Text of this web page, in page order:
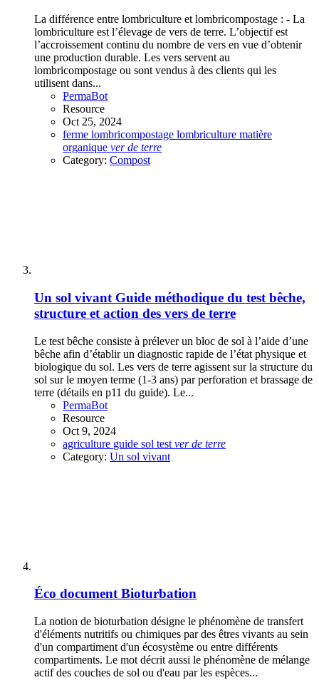
La différence entre lombriculture et lombricompostage : - La
lombriculture est l’élevage de vers de terre. L’objectif est
l’accroissement continu du nombre de vers en vue d’obtenir
une production durable. Les vers servent au
lombricompostage ou sont vendus à des clients qui les
utilisent dans...
PermaBot
Resource
Oct 25, 2024
ferme lombricompostage lombriculture matière
organique ver de terre
Category: Compost
Un sol vivant Guide méthodique du test bêche,
structure et action des vers de terre
Le test bêche consiste à prélever un bloc de sol à l’aide d’une
bêche afin d’établir un diagnostic rapide de l’état physique et
biologique du sol. Les vers de terre agissent sur la structure du
sol sur le moyen terme (1-3 ans) par perforation et brassage de
terre (détails en p11 du guide). Le...
PermaBot
Resource
Oct 9, 2024
agriculture guide sol test ver de terre
Category: Un sol vivant
Éco document Bioturbation
La notion de bioturbation désigne le phénomène de transfert
d'éléments nutritifs ou chimiques par des êtres vivants au sein
d'un compartiment d'un écosystème ou entre différents
compartiments. Le mot décrit aussi le phénomène de mélange
actif des couches de sol ou d'eau par les espèces...